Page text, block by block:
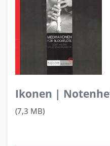
Ikonen |
(7,3 MB)